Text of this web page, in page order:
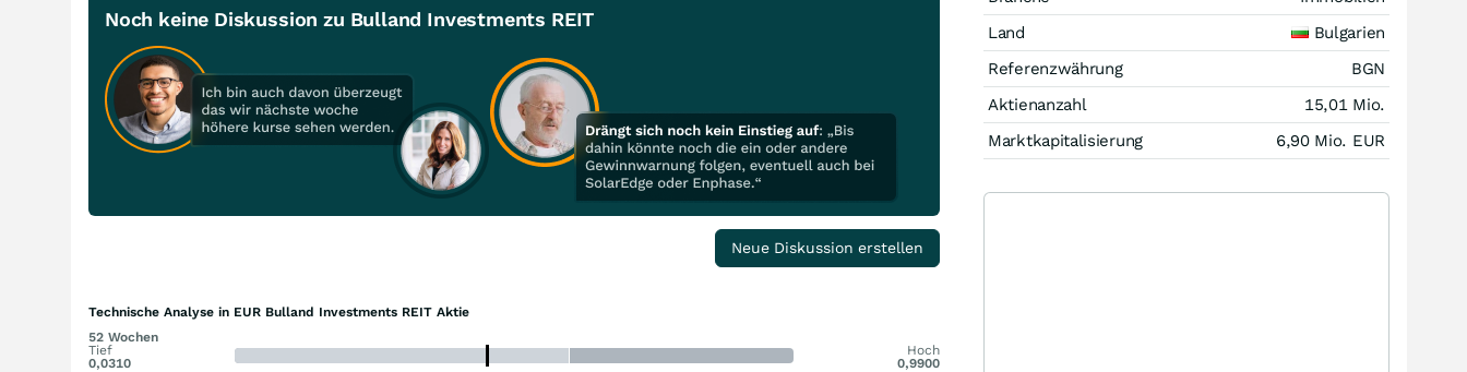
Noch keine Diskussion zu Bulland Investments REIT
Neue Diskussion erstellen
Technische Analyse in EUR Bulland Investments REIT Aktie
52 Wochen
Tief
0,0310
Hoch
0,9900
Land
Bulgarien
Referenzwährung
BGN
Aktienanzahl
15,01 Mio.
Marktkapitalisierung
6,90 Mio. EUR